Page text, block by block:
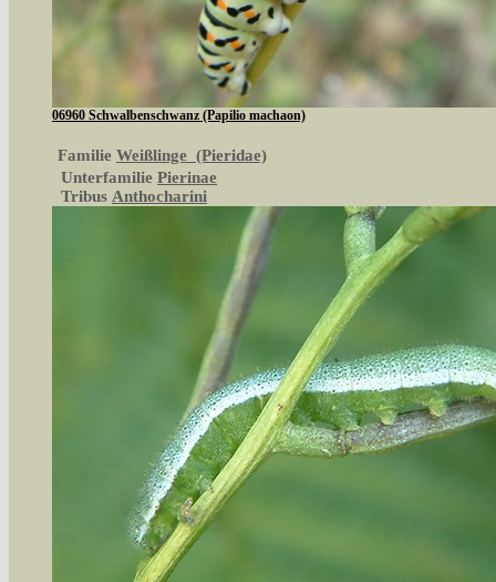
06960 Schwalbenschwanz (Papilio machaon)
Familie Weißlinge (Pieridae)
Unterfamilie Pierinae
Tribus Anthocharini